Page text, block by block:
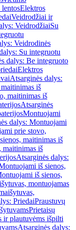
lentosElektros
Veidrodžiai ir
VeidrodžiaiSu
Veidrodinės
Su integruotu
dalys: Be integruoto
Elektros
Atsarginės dalys:
iš
maitinimas iš
Atsarginės
Montuojami
dalys: Montuojami
prie stovo,
maitinimas iš
maitinimas iš
Atsarginės dalys:
iš sienos,
iš sienos,
montuojamas
PriedaiPraustuvų
Prietaisų
ir plautuvėms išpilti
Atsarginės dalys: